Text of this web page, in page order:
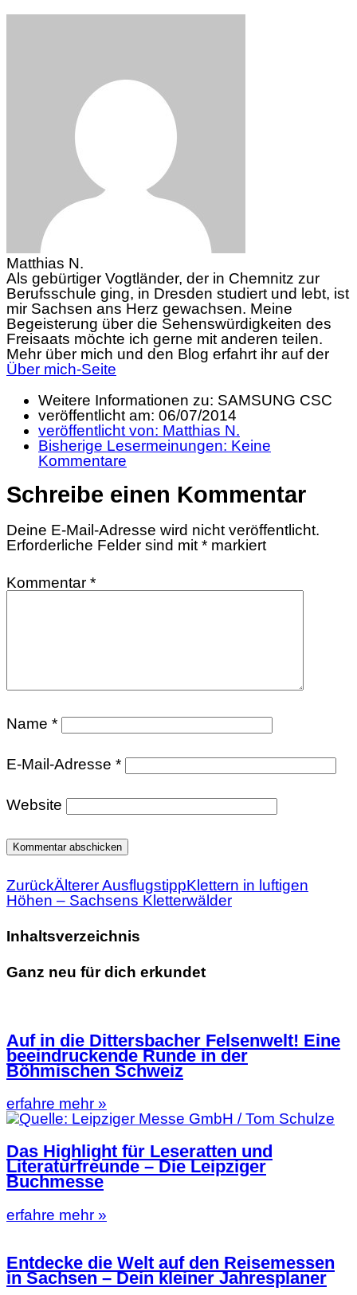
Matthias N.
Als gebürtiger Vogtländer, der in Chemnitz zur
Berufsschule ging, in Dresden studiert und lebt, ist
mir Sachsen ans Herz gewachsen. Meine
Begeisterung über die Sehenswürdigkeiten des
Freisaats möchte ich gerne mit anderen teilen.
Mehr über mich und den Blog erfahrt ihr auf der
Über mich-Seite
Weitere Informationen zu: SAMSUNG CSC
veröffentlicht am: 06/07/2014
veröffentlicht von: Matthias N.
Bisherige Lesermeinungen: Keine
Kommentare
Schreibe einen Kommentar
Deine E-Mail-Adresse wird nicht veröffentlicht.
Erforderliche Felder sind mit * markiert
Kommentar *
Name *
E-Mail-Adresse *
Website
ZurückÄlterer AusflugstippKlettern in luftigen
Höhen – Sachsens Kletterwälder
Inhaltsverzeichnis
Ganz neu für dich erkundet
Auf in die Dittersbacher Felsenwelt! Eine
beeindruckende Runde in der
Böhmischen Schweiz
erfahre mehr »
Das Highlight für Leseratten und
Literaturfreunde – Die Leipziger
Buchmesse
erfahre mehr »
Entdecke die Welt auf den Reisemessen
in Sachsen – Dein kleiner Jahresplaner